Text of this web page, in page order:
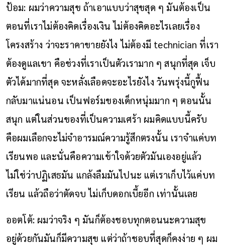
ป้อม: ผมว่าความสุข ถ้าเอาแบบว่าสุขสุด ๆ มันต้องเป็น
ตอนที่เราไม่ต้องคิดเรื่องเงิน ไม่ต้องคิดอะไรเลยเรื่อง
โครงสร้าง ว่าจะราคาขายยังไง ไม่ต้องมี technician ที่เรา
ต้องดูแลเขา คือช่วงที่เราเป็นตัวเรามาก ๆ สนุกที่สุด เจ็บ
ตัวได้มากที่สุด จะหลั่งเลือดจะอะไรยังไง วันพรุ่งนี้กูฟื้น
กลับมาแน่นอน เป็นฟอร์มของเด็กหนุ่มมาก ๆ ตอนนั้น
สนุก แต่ในส่วนของที่เป็นความเศร้า ผมคิดแบบนี้ครับ
คือผมเลือกจะไม่จำอารมณ์ความรู้สึกตรงนั้น เราจำแค่บท
เรียนพอ และนั่นคือความเข้าใจด้วยตัวมันเองอยู่แล้ว
ไม่ใช่ว่าปฏิเสธมัน แกล้งลืมมันไปนะ แต่เราเก็บไว้แค่บท
เรียน แล้วถือว่าตัดจบ ไม่เก็บดอกเบี้ยอีก เท่านั้นเลย
ออตโต้: ผมว่าจริง ๆ มันก็ต้องชอบทุกตอนนะความสุข
อยู่ด้วยกันมันก็มีความสุข แต่ว่าถ้าชอบที่สุดก็คงง่าย ๆ ผม